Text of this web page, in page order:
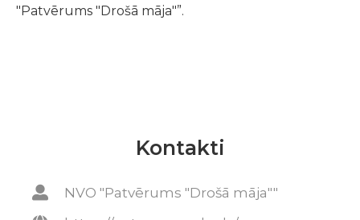
"Patvērums "Drošā māja"”.
Kontakti
NVO "Patvērums "Drošā māja""